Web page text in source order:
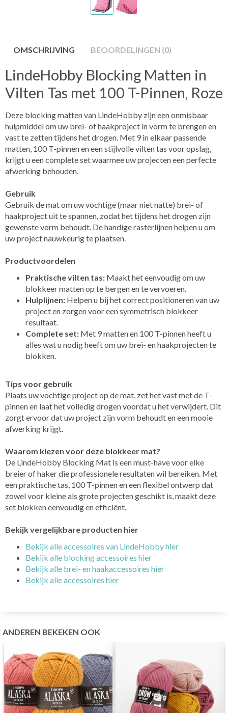
OMSCHRIJVING BEOORDELINGEN (0)
LindeHobby Blocking Matten in
Vilten Tas met 100 T-Pinnen, Roze
Deze blocking matten van LindeHobby zijn een onmisbaar
hulpmiddel om uw brei- of haakproject in vorm te brengen en
vast te zetten tijdens het drogen. Met 9 in elkaar passende
matten, 100 T-pinnen en een stijlvolle vilten tas voor opslag,
krijgt u een complete set waarmee uw projecten een perfecte
afwerking behouden.
Gebruik
Gebruik de mat om uw vochtige (maar niet natte) brei- of
haakproject uit te spannen, zodat het tijdens het drogen zijn
gewenste vorm behoudt. De handige rasterlijnen helpen u om
uw project nauwkeurig te plaatsen.
Productvoordelen
Praktische vilten tas: Maakt het eenvoudig om uw
blokkeer matten op te bergen en te vervoeren.
Hulplijnen: Helpen u bij het correct positioneren van uw
project en zorgen voor een symmetrisch blokkeer
resultaat.
Complete set: Met 9 matten en 100 T-pinnen heeft u
alles wat u nodig heeft om uw brei- en haakprojecten te
blokken.
Tips voor gebruik
Plaats uw vochtige project op de mat, zet het vast met de T-
pinnen en laat het volledig drogen voordat u het verwijdert. Dit
zorgt ervoor dat uw project zijn vorm behoudt en een mooie
afwerking krijgt.
Waarom kiezen voor deze blokkeer mat?
De LindeHobby Blocking Mat is een must-have voor elke
breier of haker die professionele resultaten wil bereiken. Met
een praktische tas, 100 T-pinnen en een flexibel ontwerp dat
zowel voor kleine als grote projecten geschikt is, maakt deze
set blokken eenvoudig en efficiënt.
Bekijk vergelijkbare producten hier
Bekijk alle accessoires van LindeHobby hier
Bekijk alle blocking accessoires hier
Bekijk alle brei- en haakaccessoires hier
Bekijk alle accessoires hier
ANDEREN BEKEKEN OOK